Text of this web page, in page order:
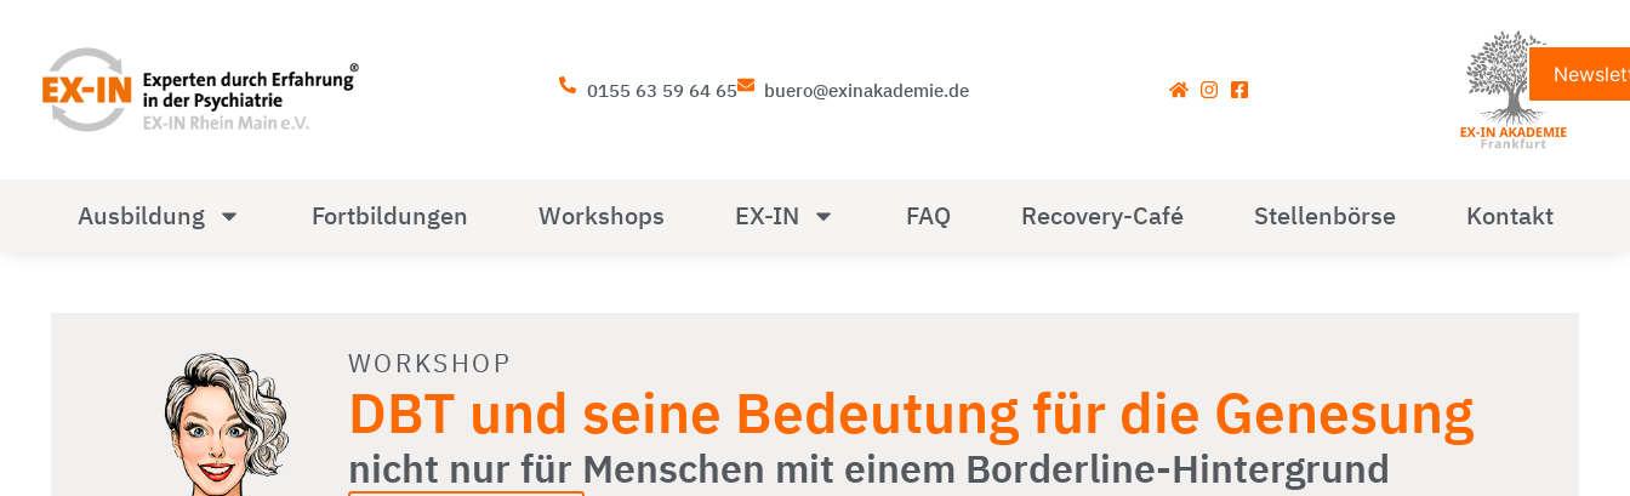
0155 63 59 64 65 buero@exinakademie.de
Ausbildung Fortbildungen Workshops EX-IN FAQ Recovery-Café Stellenbörse Kontakt
WORKSHOP
DBT und seine Bedeutung für die Genesung
nicht nur für Menschen mit einem Borderline-Hintergrund